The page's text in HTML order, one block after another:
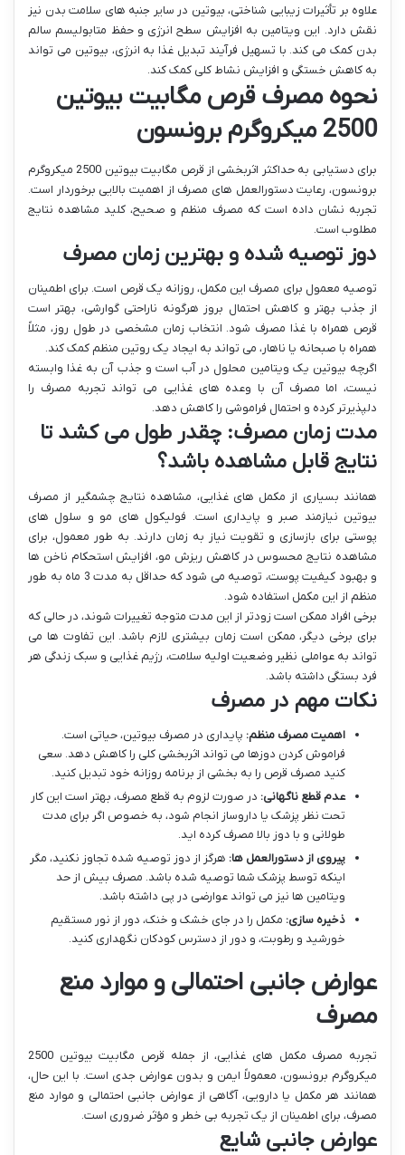
علاوه بر تأثیرات زیبایی شناختی، بیوتین در سایر جنبه های سلامت بدن نیز
نقش دارد. این ویتامین به افزایش سطح انرژی و حفظ متابولیسم سالم
بدن کمک می کند. با تسهیل فرآیند تبدیل غذا به انرژی، بیوتین می تواند
به کاهش خستگی و افزایش نشاط کلی کمک کند.
نحوه مصرف قرص مگابیت بیوتین
2500 میکروگرم برونسون
برای دستیابی به حداکثر اثربخشی از قرص مگابیت بیوتین 2500 میکروگرم
برونسون، رعایت دستورالعمل های مصرف از اهمیت بالایی برخوردار است.
تجربه نشان داده است که مصرف منظم و صحیح، کلید مشاهده نتایج
مطلوب است.
دوز توصیه شده و بهترین زمان مصرف
توصیه معمول برای مصرف این مکمل، روزانه یک قرص است. برای اطمینان
از جذب بهتر و کاهش احتمال بروز هرگونه ناراحتی گوارشی، بهتر است
قرص همراه با غذا مصرف شود. انتخاب زمان مشخصی در طول روز، مثلاً
همراه با صبحانه یا ناهار، می تواند به ایجاد یک روتین منظم کمک کند.
اگرچه بیوتین یک ویتامین محلول در آب است و جذب آن به غذا وابسته
نیست، اما مصرف آن با وعده های غذایی می تواند تجربه مصرف را
دلپذیرتر کرده و احتمال فراموشی را کاهش دهد.
مدت زمان مصرف: چقدر طول می کشد تا
نتایج قابل مشاهده باشد؟
همانند بسیاری از مکمل های غذایی، مشاهده نتایج چشمگیر از مصرف
بیوتین نیازمند صبر و پایداری است. فولیکول های مو و سلول های
پوستی برای بازسازی و تقویت نیاز به زمان دارند. به طور معمول، برای
مشاهده نتایج محسوس در کاهش ریزش مو، افزایش استحکام ناخن ها
و بهبود کیفیت پوست، توصیه می شود که حداقل به مدت 3 ماه به طور
منظم از این مکمل استفاده شود.
برخی افراد ممکن است زودتر از این مدت متوجه تغییرات شوند، در حالی که
برای برخی دیگر، ممکن است زمان بیشتری لازم باشد. این تفاوت ها می
تواند به عواملی نظیر وضعیت اولیه سلامت، رژیم غذایی و سبک زندگی هر
فرد بستگی داشته باشد.
نکات مهم در مصرف
اهمیت مصرف منظم: پایداری در مصرف بیوتین، حیاتی است.
فراموش کردن دوزها می تواند اثربخشی کلی را کاهش دهد. سعی
کنید مصرف قرص را به بخشی از برنامه روزانه خود تبدیل کنید.
عدم قطع ناگهانی: در صورت لزوم به قطع مصرف، بهتر است این کار
تحت نظر پزشک یا داروساز انجام شود، به خصوص اگر برای مدت
طولانی و با دوز بالا مصرف کرده اید.
پیروی از دستورالعمل ها: هرگز از دوز توصیه شده تجاوز نکنید، مگر
اینکه توسط پزشک شما توصیه شده باشد. مصرف بیش از حد
ویتامین ها نیز می تواند عوارضی در پی داشته باشد.
ذخیره سازی: مکمل را در جای خشک و خنک، دور از نور مستقیم
خورشید و رطوبت، و دور از دسترس کودکان نگهداری کنید.
عوارض جانبی احتمالی و موارد منع
مصرف
تجربه مصرف مکمل های غذایی، از جمله قرص مگابیت بیوتین 2500
میکروگرم برونسون، معمولاً ایمن و بدون عوارض جدی است. با این حال،
همانند هر مکمل یا دارویی، آگاهی از عوارض جانبی احتمالی و موارد منع
مصرف، برای اطمینان از یک تجربه بی خطر و مؤثر ضروری است.
عوارض جانبی شایع